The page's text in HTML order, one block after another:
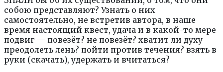
собою представляют? Узнать о них
самостоятельно, не встретив автора, в наше
время настоящий квест, удача и в какой-то мере
подвиг — повезёт? не повезёт? хватит ли духу
преодолеть лень? пойти против течения? взять в
руки (скачать), удержать и вчитаться?